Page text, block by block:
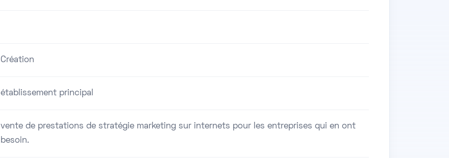
Création
établissement principal
vente de prestations de stratégie marketing sur internets pour les entreprises qui en ont
besoin.